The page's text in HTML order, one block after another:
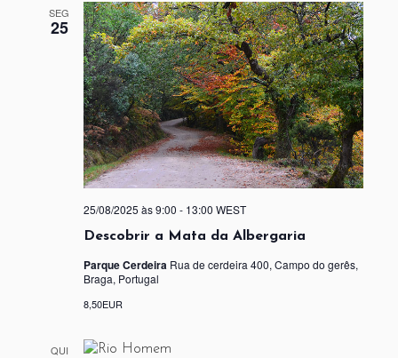
SEG
25
Descobrir a Mata da Albergaria
25/08/2025 às 9:00 - 13:00 WEST
Parque Cerdeira Rua de cerdeira 400, Campo do gerês,
Braga, Portugal
8,50EUR
QUI